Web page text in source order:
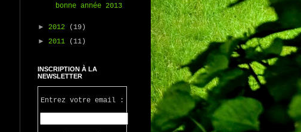
bonne année 2013
► 2012
(19)
► 2011 (11)
INSCRIPTION À LA
NEWSLETTER
Entrez votre email :